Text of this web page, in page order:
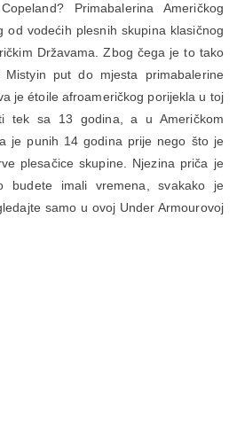
Primabalerina Američkog
od vodećih plesnih skupina klasičnog
Državama. Zbog čega je to tako
put do mjesta primabalerine
je étoile afroameričkog porijekla u toj
tek sa 13 godina, a u Američkom
je punih 14 godina prije nego što je
plesačice skupine. Njezina priča je
budete imali vremena, svakako je
samo u ovoj Under Armourovoj